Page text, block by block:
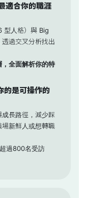
適合你的職涯
型人格）與 Big
過交叉分析找出
全面解析你的特
的是可操作的
長路徑，減少踩
新鮮人或想轉職
過800名受訪